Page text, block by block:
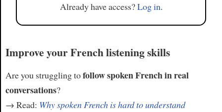
Already have access?Log in.
Improve your French listening skills
Are you struggling tofollow spoken French in real
conversations?
→ Read: Why spoken French is hard to understand